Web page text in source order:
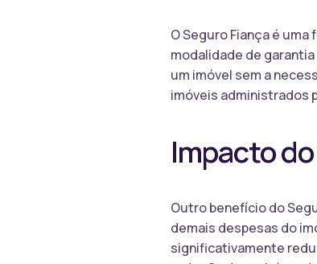
O Seguro Fiança é
modalidade de
um imóvel sem a
imóveis administrados
Impacto
Outro benefício do
demais despesas do
significativamente